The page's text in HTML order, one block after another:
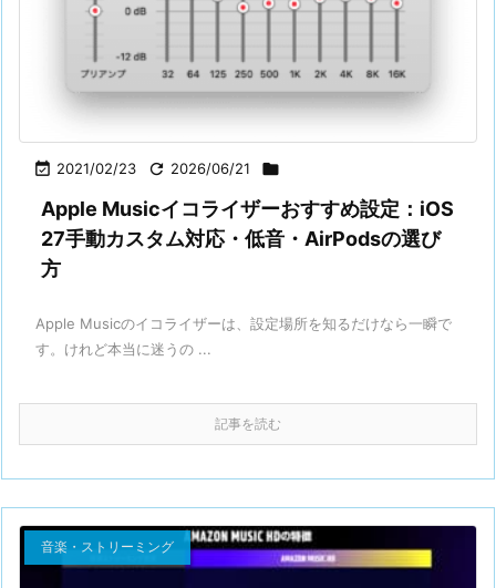
 2021/02/23  2026/06/21 
Apple Musicイコライザーおすすめ設定：iOS
27手動カスタム対応・低音・AirPodsの選び
方
Apple Musicのイコライザーは、設定場所を知るだけなら一瞬で
す。けれど本当に迷うの ...
記事を読む
音楽・ストリーミング